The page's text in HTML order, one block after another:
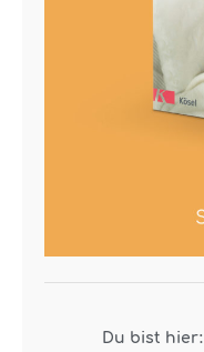
Du bist hier: